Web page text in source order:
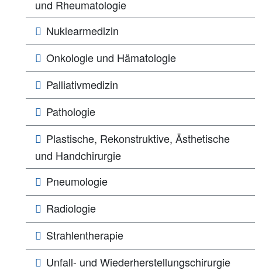
und Rheumatologie
Nuklearmedizin
Onkologie und Hämatologie
Palliativmedizin
Pathologie
Plastische, Rekonstruktive, Ästhetische
und Handchirurgie
Pneumologie
Radiologie
Strahlentherapie
Unfall- und Wiederherstellungschirurgie